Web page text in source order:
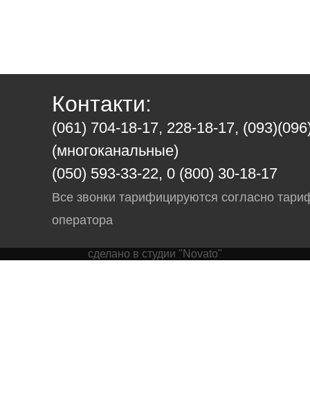
Контакти:
(061) 704-18-17, 228-18-17,
(многоканальные)
(050) 593-33-22, 0 (800) 30-18-17
Все звонки тарифицируются согласно
оператора
сделано в студии "Novato"